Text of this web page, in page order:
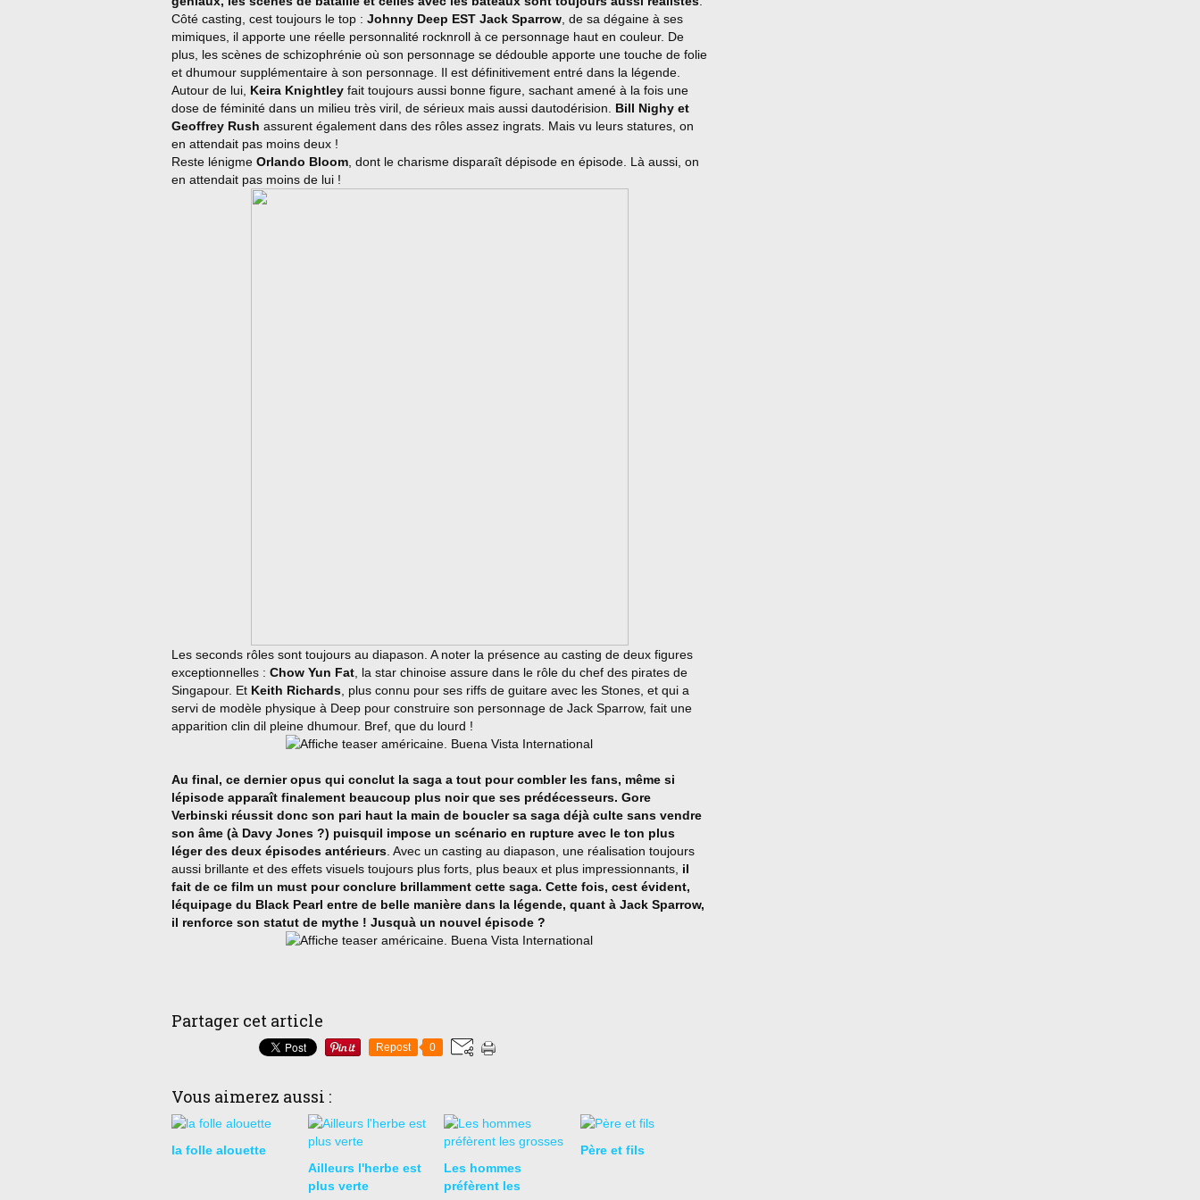
Côté casting, cest toujours le top : Johnny Deep EST Jack Sparrow , de sa dégaine à ses
mimiques, il apporte une réelle personnalité rocknroll à ce personnage haut en couleur. De
plus, les scènes de schizophrénie où son personnage se dédouble apporte une touche de folie
et dhumour supplémentaire à son personnage. Il est définitivement entré dans la légende.
Autour de lui, Keira Knightley fait toujours aussi bonne figure, sachant amené à la fois une
dose de féminité dans un milieu très viril, de sérieux mais aussi dautodérision. Bill Nighy et
Geoffrey Rush assurent également dans des rôles assez ingrats. Mais vu leurs statures, on
en attendait pas moins deux !
Reste lénigme Orlando Bloom , dont le charisme disparaît dépisode en épisode. Là aussi, on
en attendait pas moins de lui !
Les seconds rôles sont toujours au diapason. A noter la présence au casting de deux figures
exceptionnelles : Chow Yun Fat , la star chinoise assure dans le rôle du chef des pirates de
Singapour. Et Keith Richards , plus connu pour ses riffs de guitare avec les Stones, et qui a
servi de modèle physique à Deep pour construire son personnage de Jack Sparrow, fait une
apparition clin dil pleine dhumour. Bref, que du lourd !
Au final, ce dernier opus qui conclut la saga a tout pour combler les fans, même si
lépisode apparaît finalement beaucoup plus noir que ses prédécesseurs. Gore
Verbinski réussit donc son pari haut la main de boucler sa saga déjà culte sans vendre
son âme (à Davy Jones ?) puisquil impose un scénario en rupture avec le ton plus
léger des deux épisodes antérieurs . Avec un casting au diapason, une réalisation toujours
aussi brillante et des effets visuels toujours plus forts, plus beaux et plus impressionnants, il
fait de ce film un must pour conclure brillamment cette saga. Cette fois, cest évident,
léquipage du Black Pearl entre de belle manière dans la légende, quant à Jack Sparrow,
il renforce son statut de mythe ! Jusquà un nouvel épisode ?
Partager cet article
Repost 0
Vous aimerez aussi :
la folle alouette
Ailleurs l'herbe est
plus verte
Les hommes
préfèrent les
Père et fils